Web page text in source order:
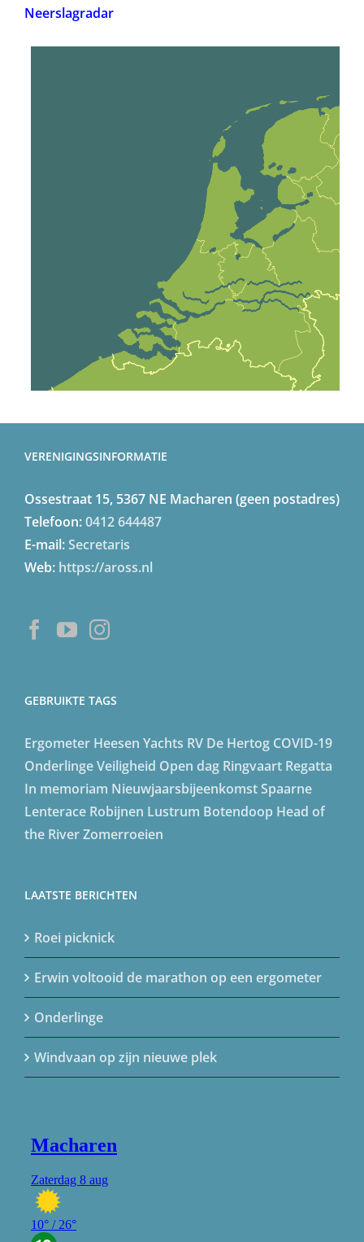
Neerslagradar
VERENIGINGSINFORMATIE
Ossestraat 15, 5367 NE Macharen (geen postadres)
Telefoon:0412 644487
E-mail:Secretaris
Web: https://aross.nl
GEBRUIKTE TAGS
Ergometer Heesen Yachts RV De Hertog COVID-19
OnderlingeVeiligheid Open dag Ringvaart Regatta
In memoriam NieuwjaarsbijeenkomstSpaarne
Lenterace Robijnen Lustrum Botendoop Head of
the RiverZomerroeien
LAATSTE BERICHTEN
Roei picknick
Erwin voltooid de marathon op een ergometer
Onderlinge
Windvaan op zijn nieuwe plek